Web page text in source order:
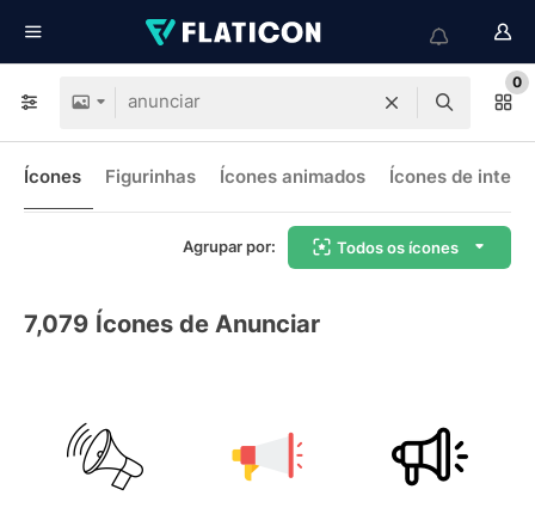
0
Ícones Figurinhas Ícones animados Ícones de
Agrupar por: Todos os ícones
7,079 Ícones de Anunciar